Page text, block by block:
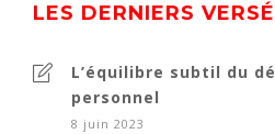
LES DERNIERS
L’équilibre subtil du
personnel
8 juin 2023